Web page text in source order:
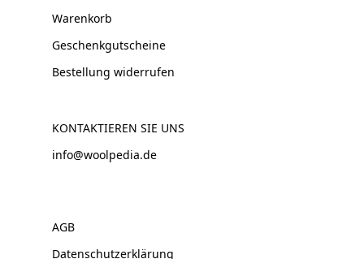
Warenkorb
Geschenkgutscheine
Bestellung widerrufen
KONTAKTIEREN SIE UNS
info@woolpedia.de
AGB
Datenschutzerklärung